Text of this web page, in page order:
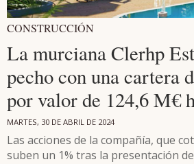
CONSTRUCCIÓN
La murciana Clerhp
pecho con una cartera
por valor de 124,6 M€
MARTES, 30 DE ABRIL DE 2024
Las acciones de la compañía, que
suben un 1% tras la presentación